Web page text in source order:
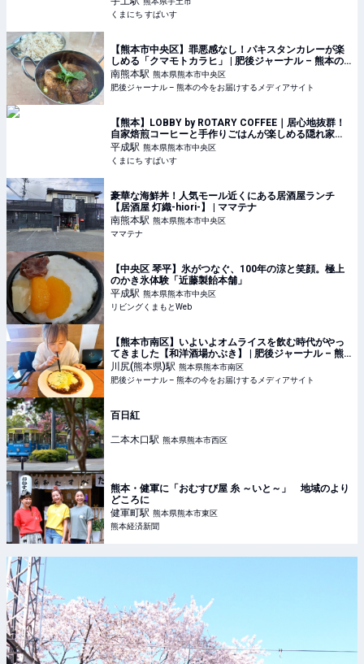
くまにち すぱいす
【熊本市中央区】罪悪感なし！パキスタンカレーが楽
しめる「クマモトカラヒ」 | 肥後ジャーナル – 熊本の
今をお届けするメディアサイト
南熊本駅 熊本県熊本市中央区
肥後ジャーナル – 熊本の今をお届けするメディアサイト
【熊本】LOBBY by ROTARY COFFEE｜居心地抜群！
自家焙煎コーヒーと手作りごはんが楽しめる隠れ家カ
フェ | くまにち すぱいす
平成駅 熊本県熊本市中央区
くまにち すぱいす
豪華な海鮮丼！人気モール近くにある居酒屋ランチ
【居酒屋 灯織-hiori-】 | ママテナ
南熊本駅 熊本県熊本市中央区
ママテナ
【中央区 琴平】氷がつなぐ、100年の涼と笑顔。極上
のかき氷体験「近藤製飴本舗」
平成駅 熊本県熊本市中央区
リビングくまもとWeb
【熊本市南区】いよいよオムライスを飲む時代がやっ
てきました【和洋酒場かぶき】 | 肥後ジャーナル – 熊
本の今をお届けするメディアサイト
川尻(熊本県)駅 熊本県熊本市南区
肥後ジャーナル – 熊本の今をお届けするメディアサイト
百日紅
二本木口駅 熊本県熊本市西区
熊本・健軍に「おむすび屋 糸 ～いと～」 地域のより
どころに
健軍町駅 熊本県熊本市東区
熊本経済新聞